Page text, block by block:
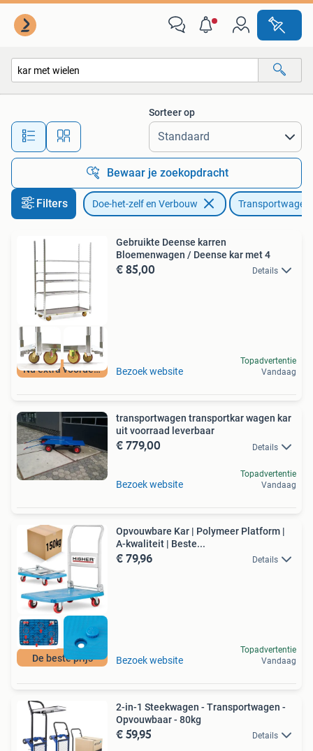
Alle afstanden…
Sorteer op
Bewaar je zoekopdracht
Filters Doe-het-zelf en Verbouw
Nu extra voordeel
Gebruikte Deense karren
Bloemenwagen / Deense kar met 4
€ 85,00 Details
Bezoek website
Topadvertentie
Vandaag
transportwagen transportkar wagen kar
uit voorraad leverbaar
€ 779,00 Details
Bezoek website
Topadvertentie
Vandaag
De beste prijs
Opvouwbare Kar | Polymeer Platform |
A-kwaliteit | Beste...
€ 79,96 Details
Bezoek website
Topadvertentie
Vandaag
2-in-1 Steekwagen - Transportwagen -
Opvouwbaar - 80kg
€ 59,95 Details